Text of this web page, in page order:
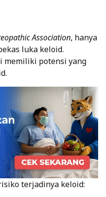
Association, hanya
luka keloid.
memiliki potensi yang
terjadinya keloid: